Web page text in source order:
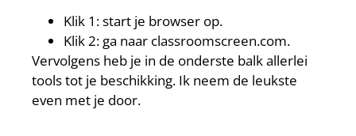
Klik 1: start je browser op.
Klik 2: ga naar classroomscreen.com.
Vervolgens heb je in de onderste balk allerlei
tools tot je beschikking. Ik neem de leukste
even met je door.